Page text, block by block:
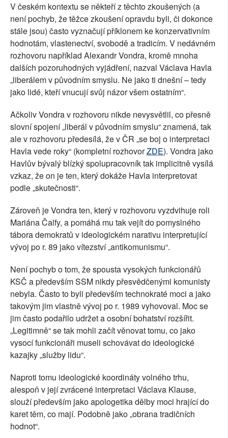
V českém kontextu se někteří z těchto zkoušených (a
není pochyb, že těžce zkoušení opravdu byli, či dokonce
stále jsou) často vyznačují příklonem ke konzervativním
hodnotám, vlastenectví, svobodě a tradicím. V nedávném
rozhovoru například Alexandr Vondra, kromě mnoha
dalších pozoruhodných vyjádření, nazval Václava Havla
„liberálem v původním smyslu. Ne jako ti dnešní – tedy
jako lidé, kteří vnucují svůj názor všem ostatním“.
Ačkoliv Vondra v rozhovoru nikde nevysvětlil, co přesně
slovní spojení „liberál v původním smyslu“ znamená, tak
ale v rozhovoru předesílá, že v ČR „se boj o interpretaci
Havla vede roky“ (kompletní rozhovorZDE). Vondra jako
Havlův bývalý blízký spolupracovník tak implicitně vysílá
vzkaz, že on je ten, který dokáže Havla interpretovat
podle „skutečnosti“.
Zároveň je Vondra ten, který v rozhovoru vyzdvihuje roli
Mariána Čalfy, a pomáhá mu tak vejít do pomyslného
tábora demokratů v ideologickém narativu interpretující
vývoj po r. 89 jako vítezství „antikomunismu“.
Není pochyb o tom, že spousta vysokých funkcionářů
KSČ a především SSM nikdy přesvědčenými komunisty
nebyla. Často to byli především technokraté moci a jako
takovým jim vlastně vývoj po r. 1989 vyhovoval. Moc se
jim často podařilo udržet a osobní bohatství rozšířit.
„Legitimně“ se tak mohli začít věnovat tomu, co jako
vysocí funkcionáři museli schovávat do ideologické
kazajky „služby lidu“.
Naproti tomu ideologické koordináty volného trhu,
alespoň v její zvrácené interpretaci Václava Klause,
slouží především jako apologetika dělby moci hrající do
karet těm, co mají. Podobně jako „obrana tradičních
hodnot“.